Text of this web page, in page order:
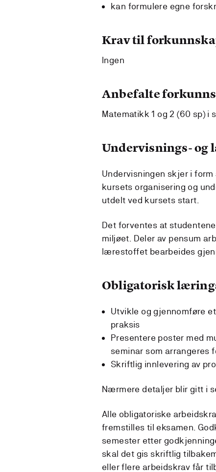
kan formulere egne
Krav til
Ingen
Anbefalte
Matematikk 1 og 2 (60 sp) i
Undervisnings-
Undervisningen skjer i
kursets organisering og
utdelt ved kursets start.
Det forventes at
miljøet. Deler av pensum
lærestoffet bearbeides
Obligatorisk
Utvikle og gjennomføre
praksis
Presentere poster med
seminar som arrangeres
Skriftlig innlevering av
Nærmere detaljer blir gitt i
Alle obligatoriske
fremstilles til eksamen.
semester etter
skal det gis skriftlig
eller flere arbeidskrav får